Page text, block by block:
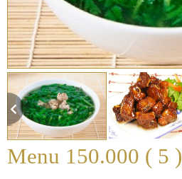
Menu 150.000 ( 5 )